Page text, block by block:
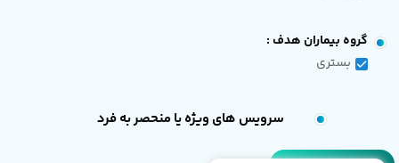
گروه بیماران هدف :
بستری
سرویس های ویژه یا منحصر به فرد